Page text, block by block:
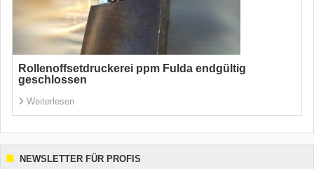
Rollenoffsetdruckerei ppm Fulda endgültig
geschlossen
Weiterlesen
NEWSLETTER FÜR PROFIS